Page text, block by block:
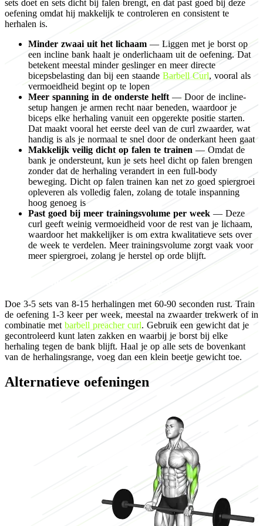
sets doet en sets dicht bij falen brengt, en dat past goed bij deze
oefening omdat hij makkelijk te controleren en consistent te
herhalen is.
Minder zwaai uit het lichaam — Liggen met je borst op
een incline bank haalt je onderlichaam uit de oefening. Dat
betekent meestal minder geslinger en meer directe
bicepsbelasting dan bij een staande Barbell Curl, vooral als
vermoeidheid begint op te lopen
Meer spanning in de onderste helft — Door de incline-
setup hangen je armen recht naar beneden, waardoor je
biceps elke herhaling vanuit een opgerekte positie starten.
Dat maakt vooral het eerste deel van de curl zwaarder, wat
handig is als je normaal te snel door de onderkant heen gaat
Makkelijk veilig dicht op falen te trainen — Omdat de
bank je ondersteunt, kun je sets heel dicht op falen brengen
zonder dat de herhaling verandert in een full-body
beweging. Dicht op falen trainen kan net zo goed spiergroei
opleveren als volledig falen, zolang de totale inspanning
hoog genoeg is
Past goed bij meer trainingsvolume per week — Deze
curl geeft weinig vermoeidheid voor de rest van je lichaam,
waardoor het makkelijker is om extra kwalitatieve sets over
de week te verdelen. Meer trainingsvolume zorgt vaak voor
meer spiergroei, zolang je herstel op orde blijft.
Programming for muscle growth
Doe 3-5 sets van 8-15 herhalingen met 60-90 seconden rust. Train
de oefening 1-3 keer per week, meestal na zwaarder trekwerk of in
combinatie met barbell preacher curl. Gebruik een gewicht dat je
gecontroleerd kunt laten zakken en waarbij je borst bij elke
herhaling tegen de bank blijft. Haal je op alle sets de bovenkant
van de herhalingsrange, voeg dan een klein beetje gewicht toe.
Alternatieve oefeningen